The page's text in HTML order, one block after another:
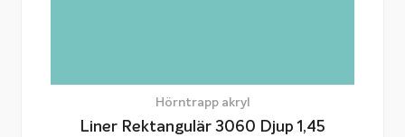
Hörntrapp akryl
Liner Rektangulär 3060 Djup 1,45